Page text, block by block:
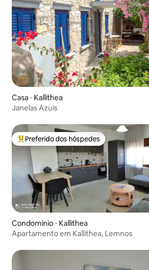
Casa ⋅ Kallithea
Janelas Azuis
Entre os melhores preferidos dos
Preferido dos hóspedes
Condomínio ⋅ Kallithea
Apartamento em Kallithea, Lemnos